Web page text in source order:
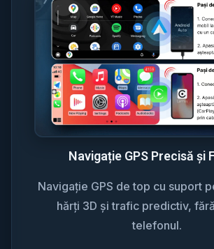
Navigație GPS Precisă și
Navigație GPS de top cu suport
hărți 3D și trafic predictiv,
telefonul.